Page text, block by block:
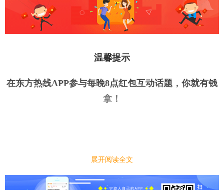
温馨提示
在东方热线APP参与每晚8点红包互动话题，你就有钱
拿 ！
｜今日话题｜
你家里有养宠物吗？你觉得养宠物是快乐多还是烦恼
展开阅读全文